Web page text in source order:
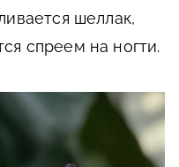
шеллак,
спреем на ногти.